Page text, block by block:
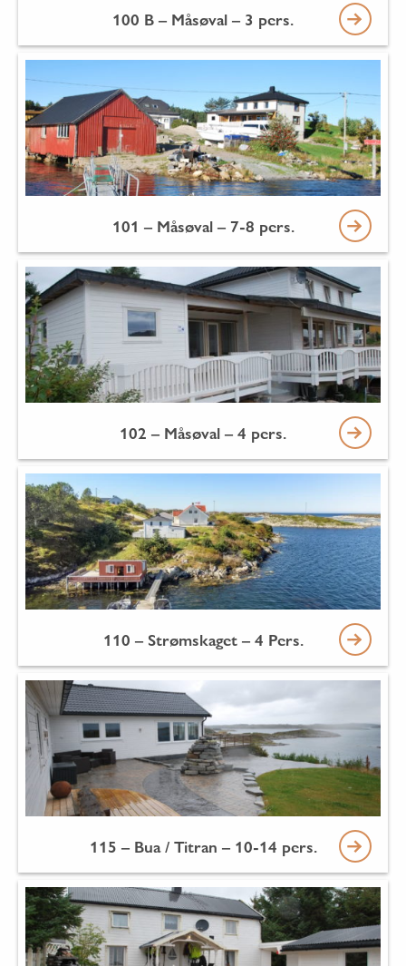
100 B – Måsøval – 3 pers.
101 – Måsøval – 7-8 pers.
102 – Måsøval – 4 pers.
110 – Strømskaget – 4 Pers.
115 – Bua / Titran – 10-14 pers.